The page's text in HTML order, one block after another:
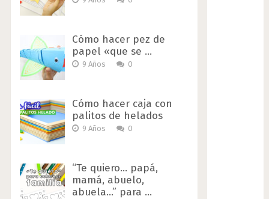
Cómo hacer pez de
papel «que se …
9 Años 0
Cómo hacer caja con
palitos de helados
9 Años 0
“Te quiero… papá,
mamá, abuelo,
abuela…” para …